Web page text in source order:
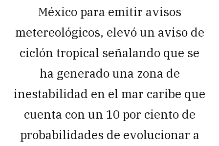
México para emitir avisos
metereológicos, elevó un aviso de
ciclón tropical señalando que se
ha generado una zona de
inestabilidad en el mar caribe que
cuenta con un 10 por ciento de
probabilidades de evolucionar a